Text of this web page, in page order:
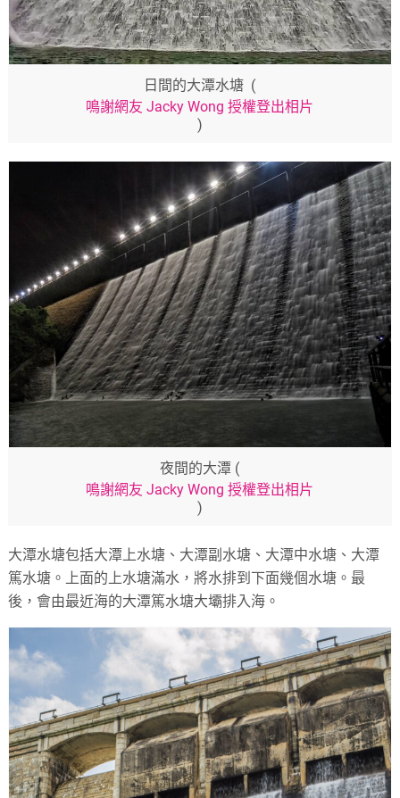
日間的大潭水塘 (
鳴謝網友 Jacky Wong 授權登出相片
)
夜間的大潭 (
鳴謝網友 Jacky Wong 授權登出相片
)
大潭水塘包括大潭上水塘、大潭副水塘、大潭中水塘、大潭
篤水塘。上面的上水塘滿水，將水排到下面幾個水塘。最
後，會由最近海的大潭篤水塘大壩排入海。